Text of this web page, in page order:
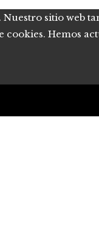
sitio web
cookies. Hemos